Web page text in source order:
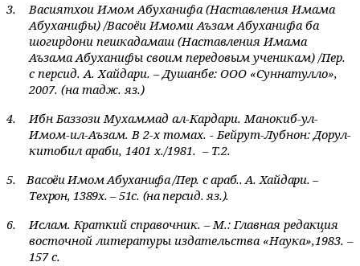
3.
Васиятхои Имом Абуханифа (Наставления Имама
Абуханифы) /Васоёи Имоми Аъзам Абуханифа ба
шогирдони пешкадамаш (Наставления Имама
Аъзама Абуханифы своим передовым ученикам) /Пер.
с персид. А. Хайдари. – Душанбе: ООО «Суннатулло»,
2007. (на тадж. яз.)
4.
Ибн Баззози Мухаммад ал-Кардари. Манокиб-ул-
Имом-ил-Аъзам. В 2-х томах. - Бейрут-Лубнон: Дорул-
китобил араби, 1401 х./1981. – Т.2.
5.
Васоёи Имом Абуханифа /Пер. с араб.. А. Хайдари. –
Техрон, 1389х. – 51с. (на персид. яз.).
6.
Ислам. Краткий справочник. – М.: Главная редакция
восточной литературы издательства «Наука»,1983. –
157 с.